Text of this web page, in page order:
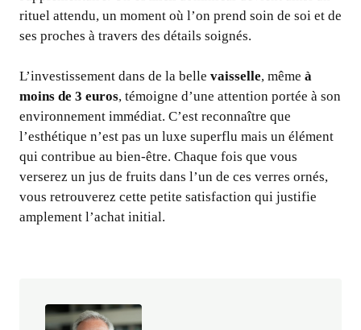
rituel attendu, un moment où l’on prend soin de soi et de
ses proches à travers des détails soignés.
L’investissement dans de la belle vaisselle, même à
moins de 3 euros, témoigne d’une attention portée à son
environnement immédiat. C’est reconnaître que
l’esthétique n’est pas un luxe superflu mais un élément
qui contribue au bien-être. Chaque fois que vous
verserez un jus de fruits dans l’un de ces verres ornés,
vous retrouverez cette petite satisfaction qui justifie
amplement l’achat initial.